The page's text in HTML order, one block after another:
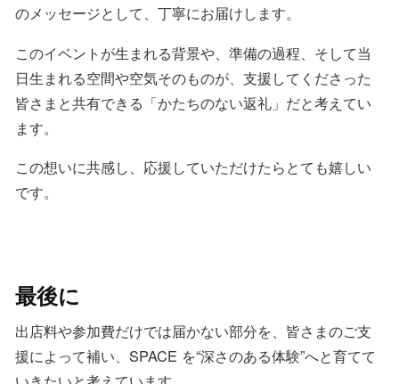
のメッセージとして、丁寧にお届けします。
このイベントが生まれる背景や、準備の過程、そして当
日生まれる空間や空気そのものが、支援してくださった
皆さまと共有できる「かたちのない返礼」だと考えてい
ます。
この想いに共感し、応援していただけたらとても嬉しい
です。
最後に
出店料や参加費だけでは届かない部分を、皆さまのご支
援によって補い、SPACE を“深さのある体験”へと育てて